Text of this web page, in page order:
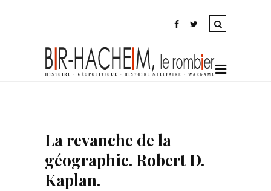
La revanche de la
géographie. Robert D.
Kaplan.